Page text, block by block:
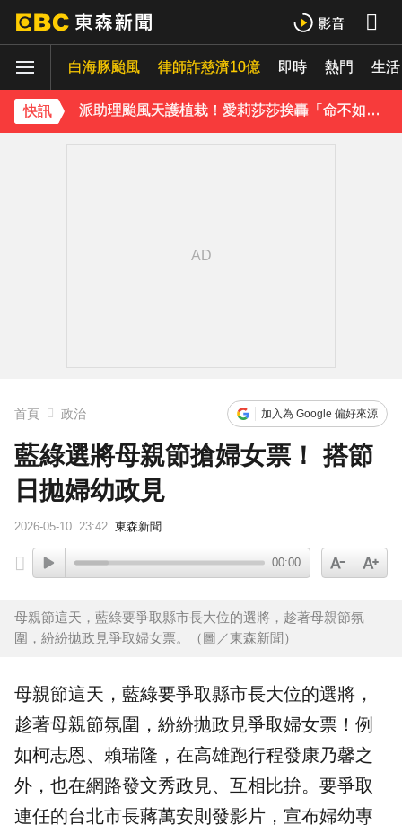
白海豚颱風 律師詐慈濟10億 即時 熱門 生活
快訊
百萬網紅失蹤3年遇害！遭閨密設局赴菲「綁架撕票」千萬贖金救不回
派助理颱風天護植栽！愛莉莎莎挨轟「命不如植物」反擊：不會被吹出去
首頁 政治 加入為 Google 偏好來源
藍綠選將母親節搶婦女票！ 搭節
日拋婦幼政見
2026-05-10 23:42 東森新聞
00:00
母親節這天，藍綠要爭取縣市長大位的選將，趁著母親節氛
圍，紛紛拋政見爭取婦女票。（圖／東森新聞）
母親節這天，藍綠要爭取縣市長大位的選將，
趁著母親節氛圍，紛紛拋政見爭取婦女票！例
如柯志恩、賴瑞隆，在高雄跑行程發康乃馨之
外，也在網路發文秀政見、互相比拚。要爭取
連任的台北市長蔣萬安則發影片，宣布婦幼專